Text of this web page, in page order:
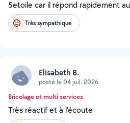
5etoile car il répond rapidement
Très sympathique
Elisabeth B.
posté le 04 juil. 2026
Bricolage et multi services
Très réactif et à l'écoute